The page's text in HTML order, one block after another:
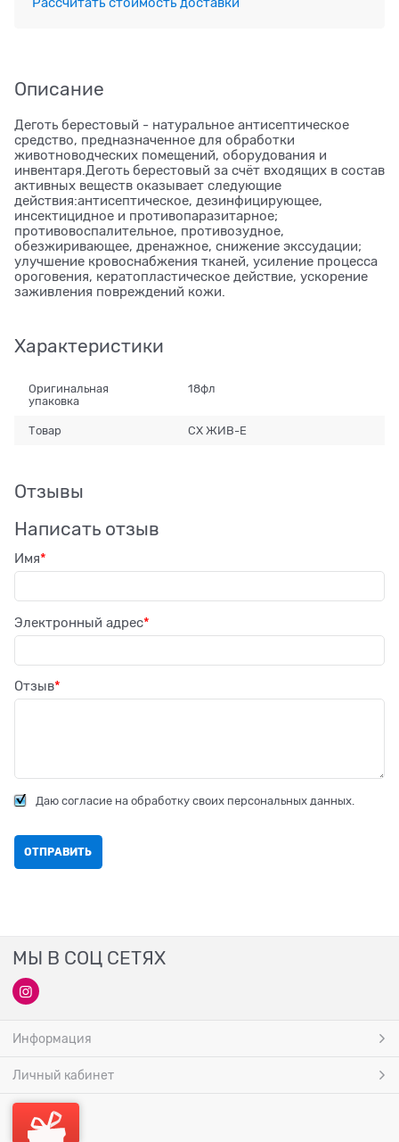
Описание
Деготь берестовый - натуральное антисептическое
средство, предназначенное для обработки
животноводческих помещений, оборудования и
инвентаря.Деготь берестовый за счёт входящих в состав
активных веществ оказывает следующие
действия:антисептическое, дезинфицирующее,
инсектицидное и противопаразитарное;
противовоспалительное, противозудное,
обезжиривающее, дренажное, снижение экссудации;
улучшение кровоснабжения тканей, усиление процесса
ороговения, кератопластическое действие, ускорение
заживления повреждений кожи.
Характеристики
Оригинальная
упаковка
18фл
Товар СХ ЖИВ-Е
Отзывы
Написать отзыв
Имя
Электронный адрес
Отзыв
Даю согласие на обработку своих персональных данных.
МЫ В СОЦ СЕТЯХ
Информация
Личный кабинет